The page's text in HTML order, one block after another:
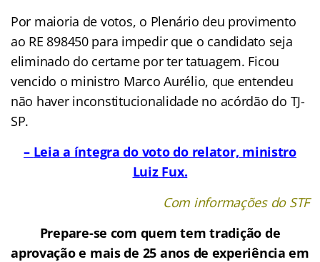
Por maioria de votos, o Plenário deu provimento
ao RE 898450 para impedir que o candidato seja
eliminado do certame por ter tatuagem. Ficou
vencido o ministro Marco Aurélio, que entendeu
não haver inconstitucionalidade no acórdão do TJ-
SP.
– Leia a íntegra do voto do relator, ministro
Luiz Fux.
Com informações do STF
Prepare-se com quem tem tradição de
aprovação e mais de 25 anos de experiência em